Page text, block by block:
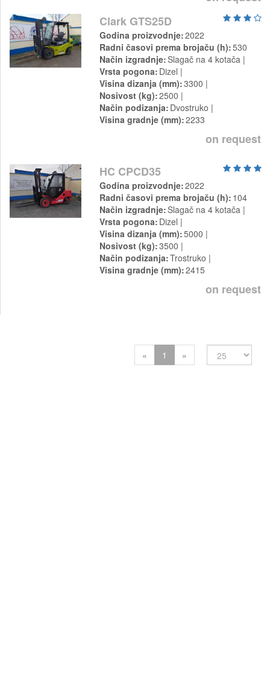
Clark GTS25D
Godina proizvodnje 2022
Radni časovi prema brojaču (h) 530
Način izgradnje Slagač na 4 kotača
Vrsta pogona Dizel
Visina dizanja (mm) 3300
Nosivost (kg) 2500
Način podizanja Dvostruko
Visina gradnje (mm) 2233
on request
HC CPCD35
Godina proizvodnje 2022
Radni časovi prema brojaču (h) 104
Način izgradnje Slagač na 4 kotača
Vrsta pogona Dizel
Visina dizanja (mm) 5000
Nosivost (kg) 3500
Način podizanja Trostruko
Visina gradnje (mm) 2415
on request
« Previous
1 »